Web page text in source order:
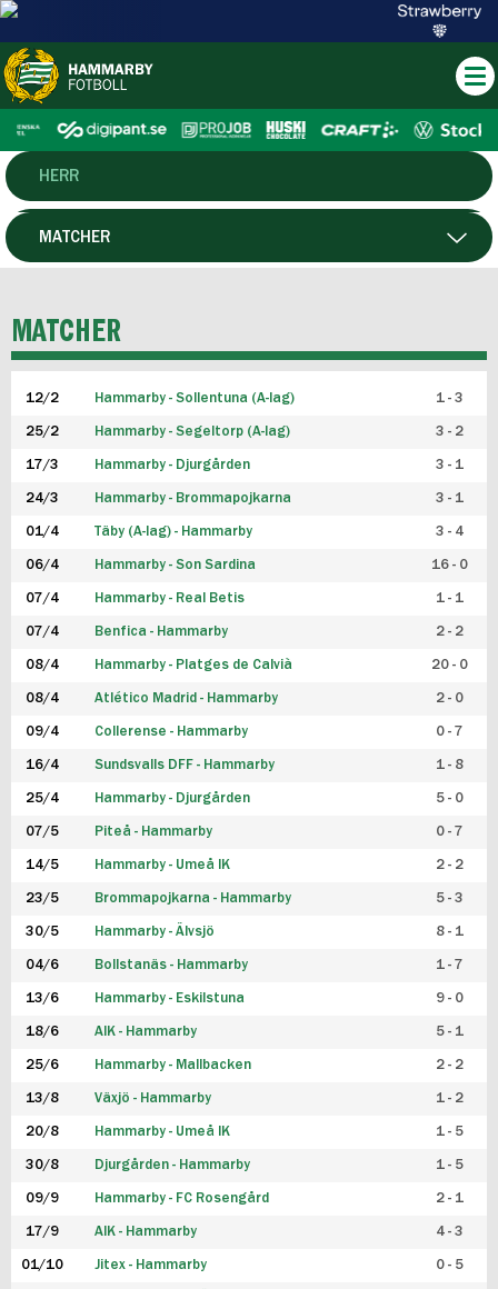
HERR
DAM
P19
F19
FUTSAL HERR
FUTSAL DAM
MATCHER
MATCHER
12/2 Hammarby - Sollentuna (A-lag) 1 - 3
25/2 Hammarby - Segeltorp (A-lag) 3 - 2
17/3 Hammarby - Djurgården 3 - 1
24/3 Hammarby - Brommapojkarna 3 - 1
01/4 Täby (A-lag) - Hammarby 3 - 4
06/4 Hammarby - Son Sardina 16 - 0
07/4 Hammarby - Real Betis 1 - 1
07/4 Benfica - Hammarby 2 - 2
08/4 Hammarby - Platges de Calvià 20 - 0
08/4 Atlético Madrid - Hammarby 2 - 0
09/4 Collerense - Hammarby 0 - 7
16/4 Sundsvalls DFF - Hammarby 1 - 8
25/4 Hammarby - Djurgården 5 - 0
07/5 Piteå - Hammarby 0 - 7
14/5 Hammarby - Umeå IK 2 - 2
23/5 Brommapojkarna - Hammarby 5 - 3
30/5 Hammarby - Älvsjö 8 - 1
04/6 Bollstanäs - Hammarby 1 - 7
13/6 Hammarby - Eskilstuna 9 - 0
18/6 AIK - Hammarby 5 - 1
25/6 Hammarby - Mallbacken 2 - 2
13/8 Växjö - Hammarby 1 - 2
20/8 Hammarby - Umeå IK 1 - 5
30/8 Djurgården - Hammarby 1 - 5
09/9 Hammarby - FC Rosengård 2 - 1
17/9 AIK - Hammarby 4 - 3
01/10 Jitex - Hammarby 0 - 5